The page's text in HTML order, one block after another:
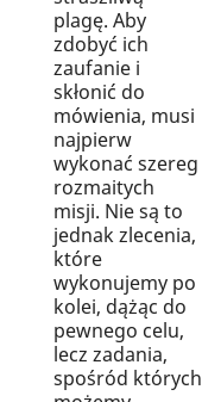
plagę. Aby
zdobyć ich
zaufanie i
skłonić do
mówienia, musi
najpierw
wykonać szereg
rozmaitych
misji. Nie są to
jednak zlecenia,
które
wykonujemy po
kolei, dążąc do
pewnego celu,
lecz zadania,
spośród których